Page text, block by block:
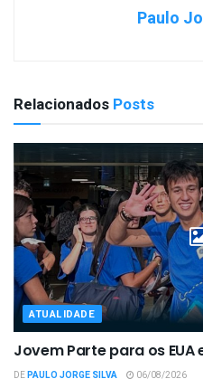
Paulo
Relacionados Posts
ATUALIDADE
Jovem Parte para os
DEPAULO JORGE SILVA 06/08/2026